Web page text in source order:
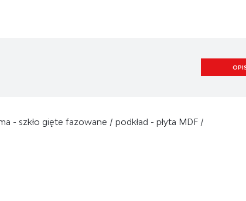
- szkło gięte fazowane / podkład - płyta MDF /